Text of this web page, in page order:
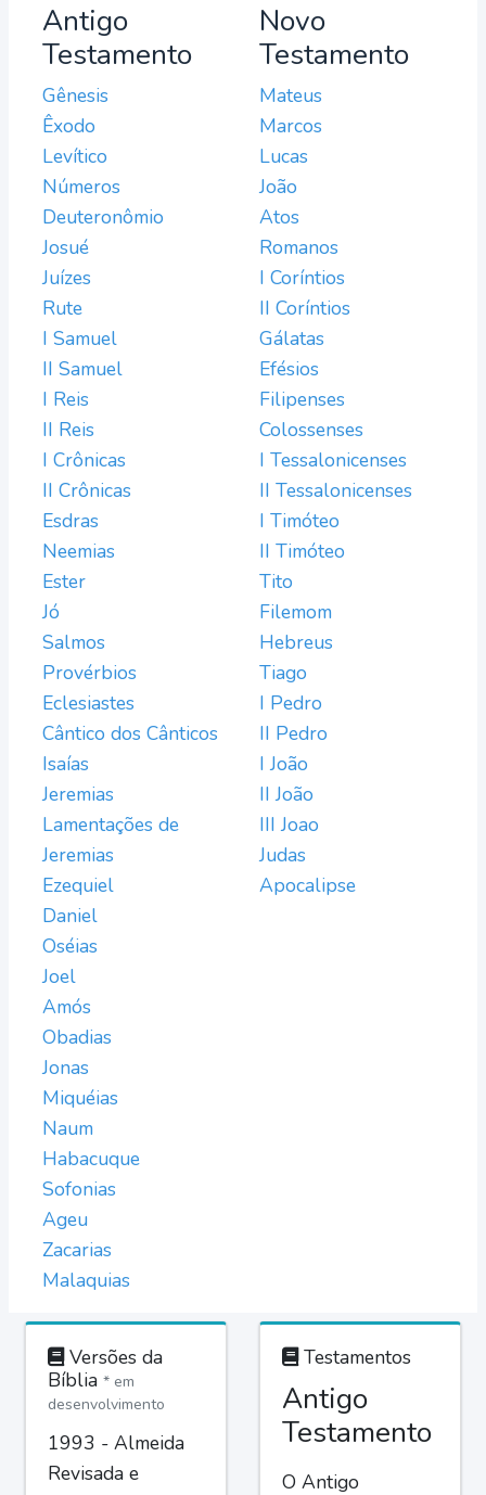
Antigo
Testamento
Gênesis
Êxodo
Levítico
Números
Deuteronômio
Josué
Juízes
Rute
I Samuel
II Samuel
I Reis
II Reis
I Crônicas
II Crônicas
Esdras
Neemias
Ester
Jó
Salmos
Provérbios
Eclesiastes
Cântico dos Cânticos
Isaías
Jeremias
Lamentações de
Jeremias
Ezequiel
Daniel
Oséias
Joel
Amós
Obadias
Jonas
Miquéias
Naum
Habacuque
Sofonias
Ageu
Zacarias
Malaquias
Novo
Testamento
Mateus
Marcos
Lucas
João
Atos
Romanos
I Coríntios
II Coríntios
Gálatas
Efésios
Filipenses
Colossenses
I Tessalonicenses
II Tessalonicenses
I Timóteo
II Timóteo
Tito
Filemom
Hebreus
Tiago
I Pedro
II Pedro
I João
II João
III Joao
Judas
Apocalipse
Versões da
Bíblia * em
desenvolvimento
1993 - Almeida
Revisada e
Testamentos
Antigo
Testamento
O Antigo